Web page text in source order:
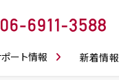
鬼ート情報
新着情報